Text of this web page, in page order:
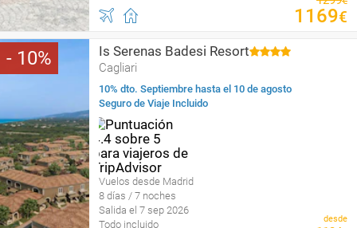
1169€
10 Is Serenas Badesi Resort
Cagliari
10% dto. Septiembre hasta el 10 de agosto
Seguro de Viaje Incluido
Vuelos desde Madrid
8 días / 7 noches
Salida el 7 sep 2026
Todo incluido
desde